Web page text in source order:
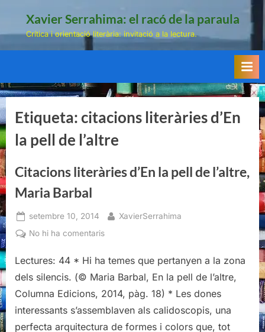
Xavier Serrahima: el racó de la paraula
Crítica i orientació literària: invitació a la lectura.
Etiqueta:citacions literàries d’En
la pell de l’altre
Citacions literàries d’En la pell de l’altre,
Maria Barbal
Posted
on
setembre 10, 2014 By
XavierSerrahima
No hi ha comentarisa
literàries
d’En
de
l’altre,
Lectures: 44 * Hi ha temes que pertanyen a la zona
dels silencis. (© Maria Barbal, En la pell de l’altre,
Columna Edicions, 2014, pàg. 18) * Les dones
interessants s’assemblaven als calidoscopis, una
perfecta arquitectura de formes i colors que, tot